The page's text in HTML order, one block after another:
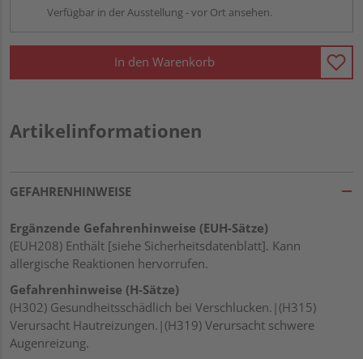
Verfügbar in der Ausstellung - vor Ort ansehen.
In den Warenkorb
Artikelinformationen
GEFAHRENHINWEISE
Ergänzende Gefahrenhinweise (EUH-Sätze)
(EUH208) Enthält [siehe Sicherheitsdatenblatt]. Kann
allergische Reaktionen hervorrufen.
Gefahrenhinweise (H-Sätze)
(H302) Gesundheitsschädlich bei Verschlucken.|(H315)
Verursacht Hautreizungen.|(H319) Verursacht schwere
Augenreizung.